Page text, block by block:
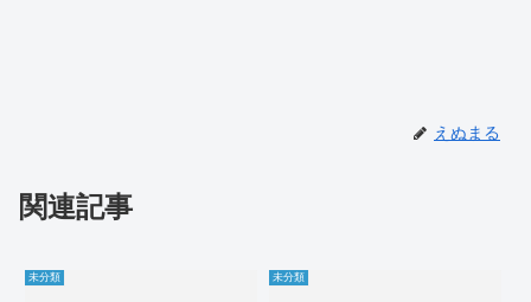
えぬまる
関連記事
未分類 未分類